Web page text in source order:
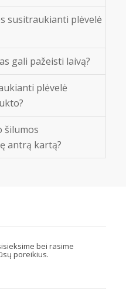
susitraukianti plėvelė
gali pažeisti laivą?
plėvelė
šilumos
antrą kartą?
bei rasime
poreikius.